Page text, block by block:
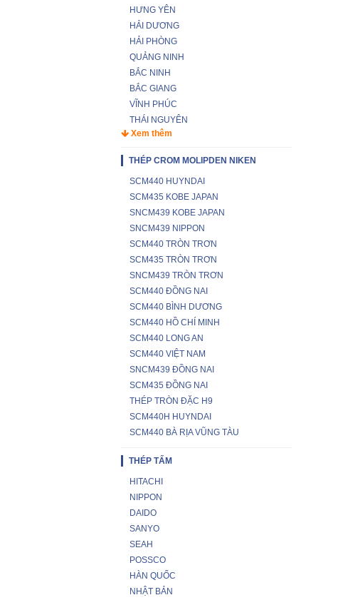
HƯNG YÊN
HẢI DƯƠNG
HẢI PHÒNG
QUẢNG NINH
BẮC NINH
BẮC GIANG
VĨNH PHÚC
THÁI NGUYÊN
Xem thêm
THÉP CROM MOLIPDEN NIKEN
SCM440 HUYNDAI
SCM435 KOBE JAPAN
SNCM439 KOBE JAPAN
SNCM439 NIPPON
SCM440 TRÒN TRƠN
SCM435 TRÒN TRƠN
SNCM439 TRÒN TRƠN
SCM440 ĐỒNG NAI
SCM440 BÌNH DƯƠNG
SCM440 HỒ CHÍ MINH
SCM440 LONG AN
SCM440 VIỆT NAM
SNCM439 ĐỒNG NAI
SCM435 ĐỒNG NAI
THÉP TRÒN ĐẶC H9
SCM440H HUYNDAI
SCM440 BÀ RỊA VŨNG TÀU
THÉP TẤM
HITACHI
NIPPON
DAIDO
SANYO
SEAH
POSSCO
HÀN QUỐC
NHẬT BẢN